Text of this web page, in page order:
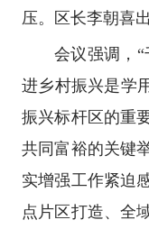
压。区长李朝喜
会议强调，
进乡村振兴是学
振兴标杆区的重
共同富裕的关键
实增强工作紧迫
点片区打造、全